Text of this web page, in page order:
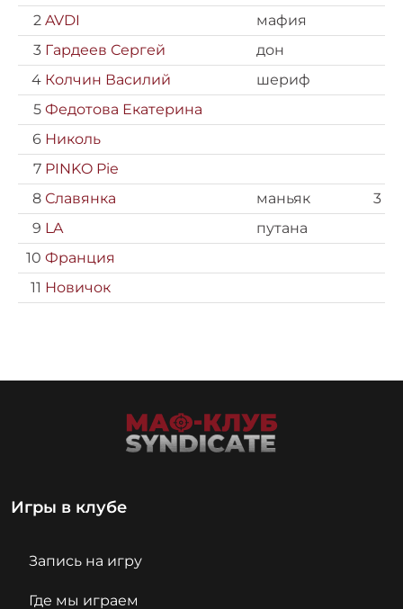
2 AVDI
мафия
3 Гардеев Сергей
дон
4 Колчин Василий
шериф
5 Федотова Екатерина
6 Николь
7 PINKO Pie
8 Славянка маньяк
3
9 LA
путана
10 Франция
11 Новичок
Игры в клубе
Запись на игру
Где мы играем